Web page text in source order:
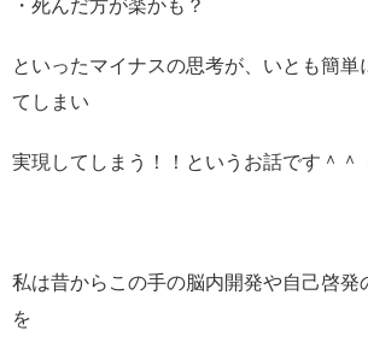
・死んだ方が楽かも？
といったマイナスの思考が、いとも簡単
てしまい
実現してしまう！！というお話です＾＾
私は昔からこの手の脳内開発や自己啓発
を